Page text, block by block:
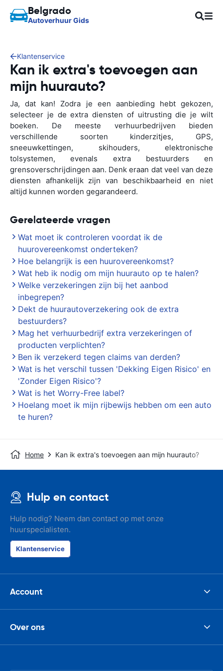
Belgrado
Autoverhuur Gids
Klantenservice
Kan ik extra's toevoegen aan
mijn huurauto?
Ja, dat kan! Zodra je een aanbieding hebt gekozen,
selecteer je de extra diensten of uitrusting die je wilt
boeken. De meeste verhuurbedrijven bieden
verschillende soorten kinderzitjes, GPS,
sneeuwkettingen, skihouders, elektronische
tolsystemen, evenals extra bestuurders en
grensoverschrijdingen aan. Denk eraan dat veel van deze
diensten afhankelijk zijn van beschikbaarheid en niet
altijd kunnen worden gegarandeerd.
Gerelateerde vragen
Wat moet ik controleren voordat ik de
huurovereenkomst onderteken?
Hoe belangrijk is een huurovereenkomst?
Wat heb ik nodig om mijn huurauto op te halen?
Welke verzekeringen zijn bij het aanbod
inbegrepen?
Dekt de huurautoverzekering ook de extra
bestuurders?
Mag het verhuurbedrijf extra verzekeringen of
producten verplichten?
Ben ik verzekerd tegen claims van derden?
Wat is het verschil tussen 'Dekking Eigen Risico' en
'Zonder Eigen Risico'?
Wat is het Worry-Free label?
Hoelang moet ik mijn rijbewijs hebben om een auto
te huren?
Home Kan ik extra's toevoegen aan mijn huurauto?
Hulp en contact
Hulp nodig? Neem dan contact op met onze
huurspecialisten.
Klantenservice
Account
Over ons